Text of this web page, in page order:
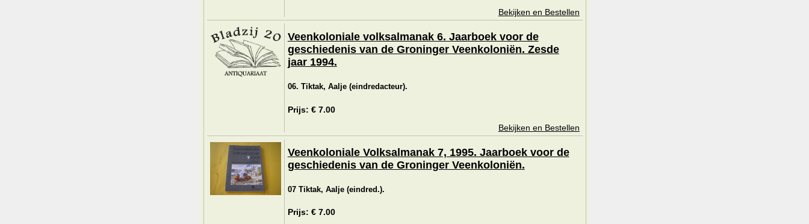
Bekijken en Bestellen
Veenkoloniale volksalmanak 6. Jaarboek voor de
geschiedenis van de Groninger Veenkoloniën. Zesde
jaar 1994.
06. Tiktak, Aalje (eindredacteur).
Prijs: € 7.00
Bekijken en Bestellen
Veenkoloniale Volksalmanak 7, 1995. Jaarboek voor de
geschiedenis van de Groninger Veenkoloniën.
07 Tiktak, Aalje (eindred.).
Prijs: € 7.00